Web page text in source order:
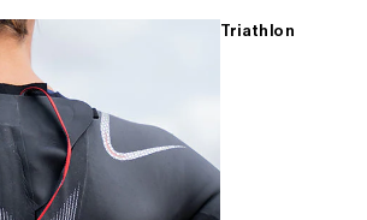
Triathlon